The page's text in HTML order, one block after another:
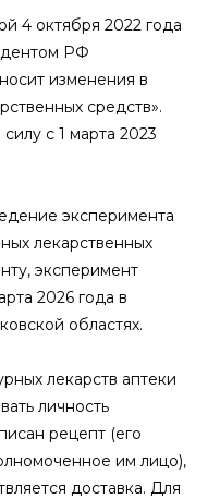
4 октября 2022 года
РФ
изменения в
средств».
с 1 марта 2023
эксперимента
лекарственных
эксперимент
2026 года в
областях.
лекарств аптеки
личность
рецепт (его
им лицо),
доставка. Для